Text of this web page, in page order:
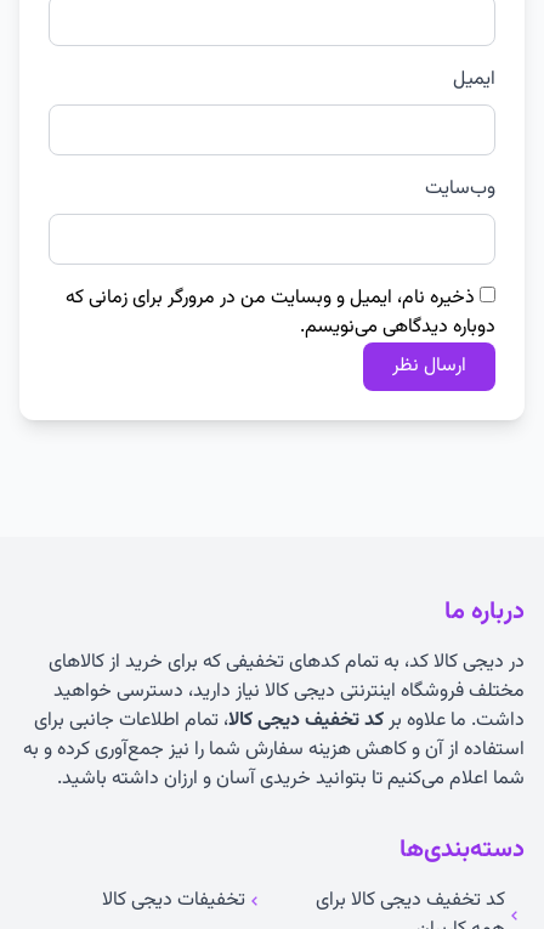
ایمیل
وب‌سایت
ذخیره نام، ایمیل و وبسایت من در مرورگر برای زمانی که
دوباره دیدگاهی می‌نویسم.
درباره ما
در دیجی کالا کد، به تمام کدهای تخفیفی که برای خرید از کالاهای
مختلف فروشگاه اینترنتی دیجی کالا نیاز دارید، دسترسی خواهید
داشت. ما علاوه برکد تخفیف دیجی کالا، تمام اطلاعات جانبی برای
استفاده از آن و کاهش هزینه سفارش شما را نیز جمع‌آوری کرده و به
شما اعلام می‌کنیم تا بتوانید خریدی آسان و ارزان داشته باشید.
دسته‌بندی‌ها
کد تخفیف دیجی کالا برای
تخفیفات دیجی کالا